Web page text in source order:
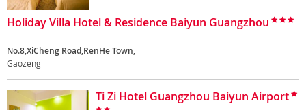
Holiday Villa Hotel & Residence Baiyun Guangzhou
No.8,XiCheng Road,RenHe Town,
Gaozeng
Ti Zi Hotel Guangzhou Baiyun Airport